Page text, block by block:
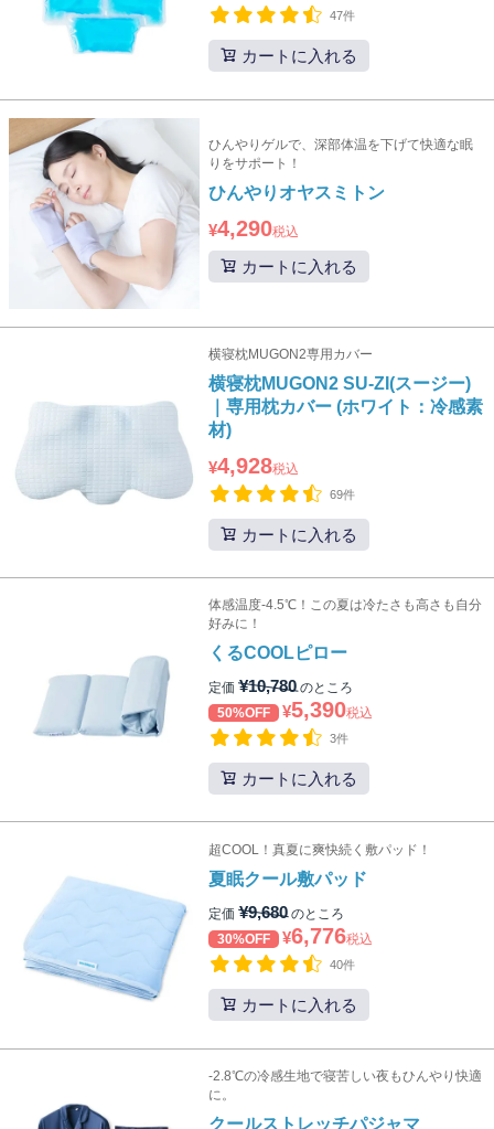
47件
カートに入れる
ひんやりゲルで、深部体温を下げて快適な眠
りをサポート！
ひんやりオヤスミトン
¥4,290税込
カートに入れる
横寝枕MUGON2専用カバー
横寝枕MUGON2 SU-ZI(スージー)
｜専用枕カバー (ホワイト：冷感素
材)
¥4,928税込
69件
カートに入れる
体感温度-4.5℃！この夏は冷たさも高さも自分
好みに！
くるCOOLピロー
定価 ¥10,780 のところ
50%OFF
¥5,390税込
3件
カートに入れる
超COOL！真夏に爽快続く敷パッド！
夏眠クール敷パッド
定価 ¥9,680 のところ
30%OFF
¥6,776税込
40件
カートに入れる
-2.8℃の冷感生地で寝苦しい夜もひんやり快適
に。
クールストレッチパジャマ